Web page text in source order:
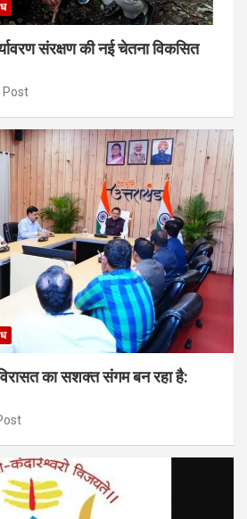
संरक्षण की नई चेतना विकसित
Post
का सशक्त संगम बन रहा है: